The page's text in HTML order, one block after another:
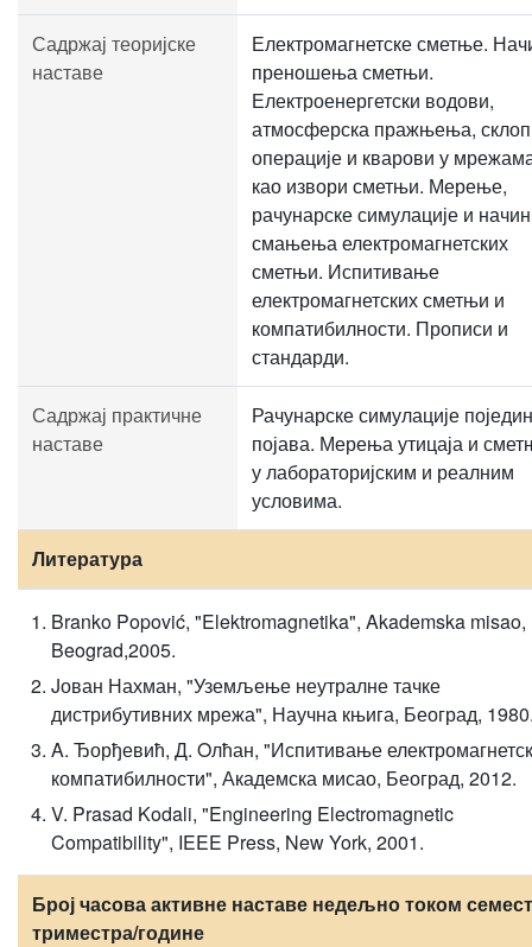
Садржај теоријске
наставе
Електромагнетске сметње.
преношења сметњи.
Електроенергетски водови,
атмосферска пражњења,
операције и кварови у
као извори сметњи. Мерење,
рачунарске симулације и
смањења електромагнетских
сметњи. Испитивање
електромагнетских сметњи и
компатибилности. Прописи и
стандарди.
Садржај практичне
наставе
Рачунарске симулације
појава. Мерења утицаја и
у лабораторијским и реалним
условима.
Литература
Branko Popović, "Elektromagnetika", Akademska misao,
Beograd,2005.
Jован Нахман, "Уземљење неутралне тачке
дистрибутивних мрежа", Научна књига, Београд,
A. Ђорђевић, Д. Oлћан, "Испитивање
компатибилности", Академска мисао, Београд, 2012.
V. Prasad Kodali, "Engineering Electromagnetic
Compatibility", IEEE Press, New York, 2001.
Број часова активне наставе недељно током
триместра/године